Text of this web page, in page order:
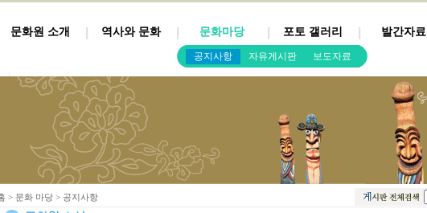
문화원 소개 역사와 문화 문화마당
공지사항 자유게시판 보도자료
포토 갤러리 발간자료
> 문화 마당 > 공지사항